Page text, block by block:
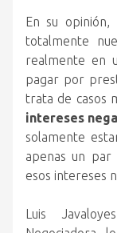
En su opinión,
totalmente
realmente en
pagar por
trata de casos
intereses
solamente
apenas un
esos intereses
Luis